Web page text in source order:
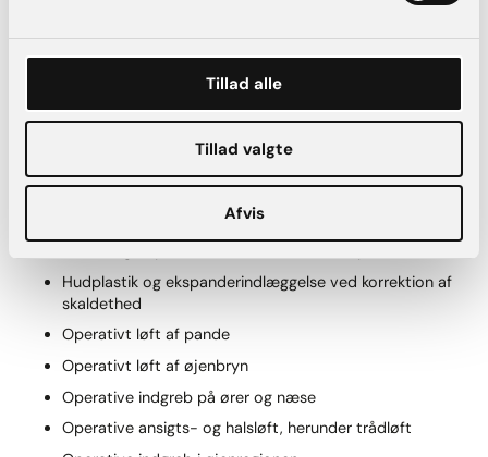
Tillad alle
Tillad valgte
Afvis
2011-2016: Speciallægeuddannelsen i plastikkirurgi,
Rigshospitalet og Herlev Universitetshospital
2015-2016: Operationsassistent på Amalieklinikken
2014-2016: Injektionsbehandler med botox og filler,
Lyngby Plastikkirurgiske Klinik
Registreringer hos Sundhedsstyrelsen:
Hudplastik og ekspanderindlæggelse ved korrektion af
skaldethed
Operativt løft af pande
Operativt løft af øjenbryn
Operative indgreb på ører og næse
Operative ansigts- og halsløft, herunder trådløft